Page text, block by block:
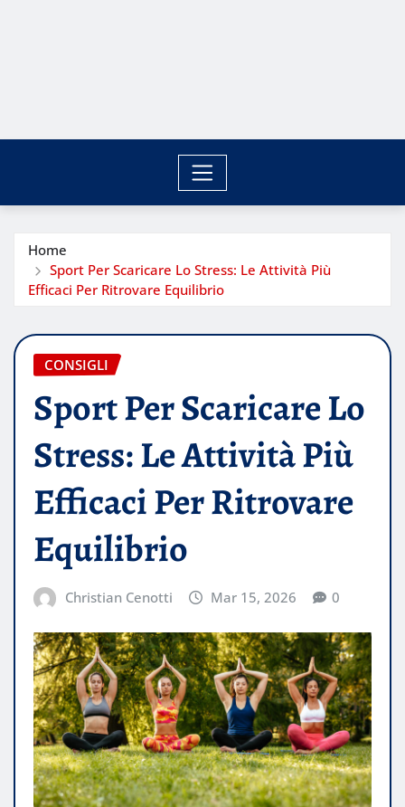
Home
Sport Per Scaricare Lo Stress: Le Attività Più
Efficaci Per Ritrovare Equilibrio
CONSIGLI
Sport Per Scaricare Lo
Stress: Le Attività Più
Efficaci Per Ritrovare
Equilibrio
Christian Cenotti Mar 15, 2026 0